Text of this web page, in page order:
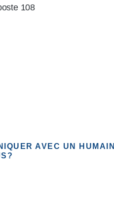
108
AVEC UN HUMAIN